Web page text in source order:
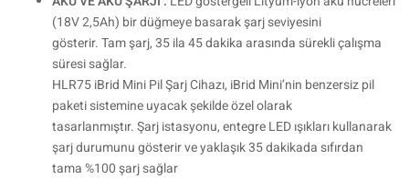
(18V 2,5Ah) bir düğmeye basarak şarj seviyesini
gösterir. Tam şarj, 35 ila 45 dakika arasında sürekli çalışma
süresi sağlar.
HLR75 iBrid Mini Pil Şarj Cihazı, iBrid Mini’nin benzersiz pil
paketi sistemine uyacak şekilde özel olarak
tasarlanmıştır. Şarj istasyonu, entegre LED ışıkları kullanarak
şarj durumunu gösterir ve yaklaşık 35 dakikada sıfırdan
tama %100 şarj sağlar